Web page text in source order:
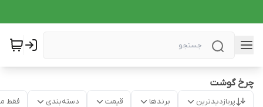
چرخ گوشت
پربازدیدترین برندها قیمت دسته‌بندی فقط